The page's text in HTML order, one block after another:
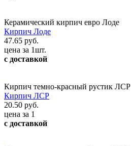
Керамический кирпич евро Лоде
Кирпич Лоде
47.65 руб.
цена за 1шт.
с доставкой
Кирпич темно-красный рустик ЛСР
Кирпич ЛСР
20.50 руб.
цена за 1
с доставкой